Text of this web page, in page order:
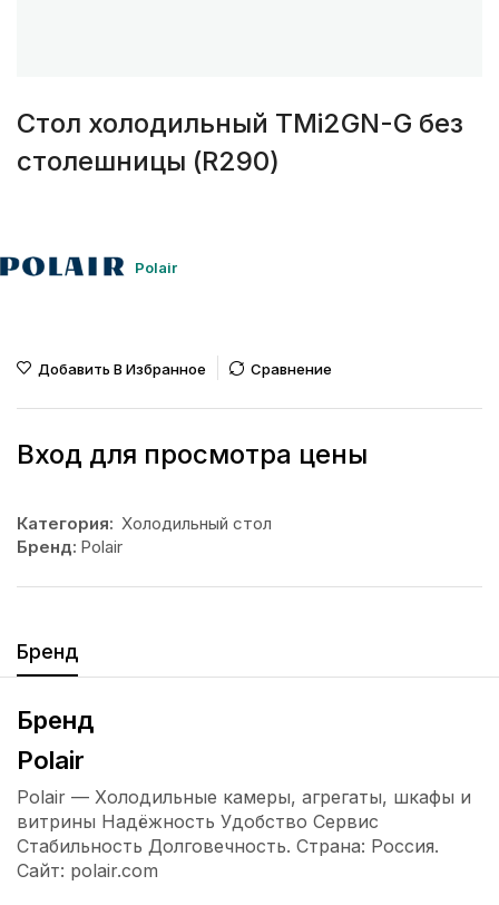
Стол холодильный TMi2GN-G без
столешницы (R290)
Polair
Добавить В Избранное Сравнение
Вход для просмотра цены
Категория: Холодильный стол
Бренд: Polair
Бренд
Бренд
Polair
Polair — Холодильные камеры, агрегаты, шкафы и
витрины Надёжность Удобство Сервис
Стабильность Долговечность. Страна: Россия.
Сайт: polair.com